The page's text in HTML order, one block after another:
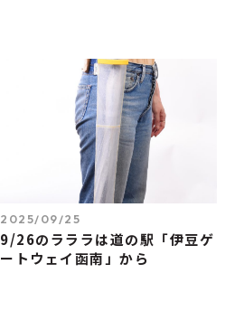
2025/09/25
9/26のラララは道の駅「伊豆ゲ
ートウェイ函南」から